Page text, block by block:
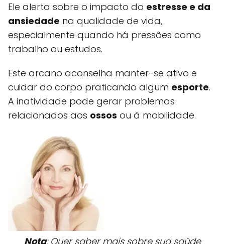
Ele alerta sobre o impacto do estresse e da
ansiedade na qualidade de vida,
especialmente quando há pressões como
trabalho ou estudos.
Este arcano aconselha manter-se ativo e
cuidar do corpo praticando algum esporte.
A inatividade pode gerar problemas
relacionados aos ossos ou à mobilidade.
Nota: Quer saber mais sobre sua saúde